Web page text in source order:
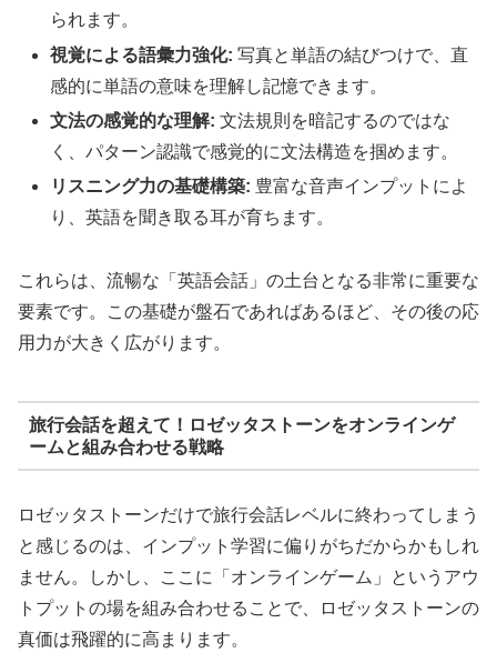
られます。
視覚による語彙力強化: 写真と単語の結びつけで、直
感的に単語の意味を理解し記憶できます。
文法の感覚的な理解: 文法規則を暗記するのではな
く、パターン認識で感覚的に文法構造を掴めます。
リスニング力の基礎構築: 豊富な音声インプットによ
り、英語を聞き取る耳が育ちます。
これらは、流暢な「英語会話」の土台となる非常に重要な
要素です。この基礎が盤石であればあるほど、その後の応
用力が大きく広がります。
旅行会話を超えて！ロゼッタストーンをオンラインゲ
ームと組み合わせる戦略
ロゼッタストーンだけで旅行会話レベルに終わってしまう
と感じるのは、インプット学習に偏りがちだからかもしれ
ません。しかし、ここに「オンラインゲーム」というアウ
トプットの場を組み合わせることで、ロゼッタストーンの
真価は飛躍的に高まります。